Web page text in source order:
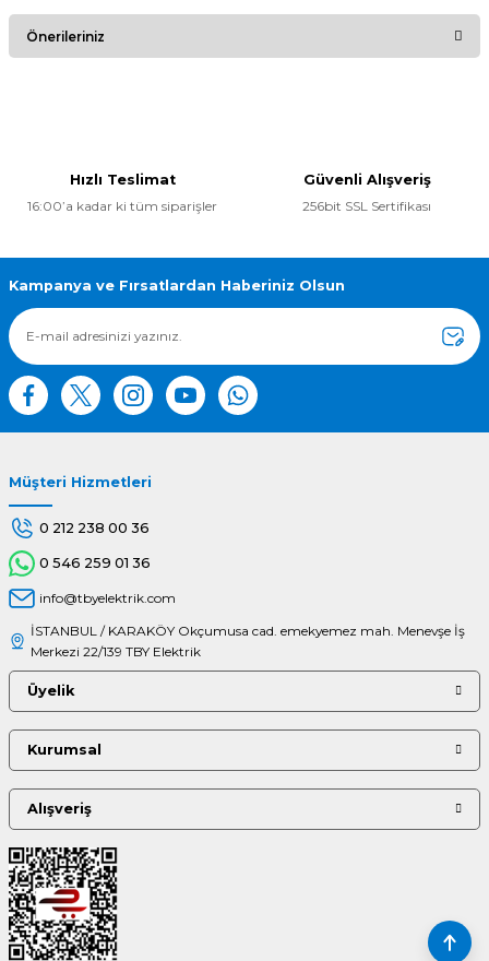
Bu ürüne ilk yorumu siz yapın!
Önerileriniz
Ürün bilgilerinde hatalar bulunuyor.
Ürün fiyatı diğer sitelerden daha pahalı.
Bu ürüne benzer farklı alternatifler olmalı.
Hızlı Teslimat
16:00’a kadar ki tüm siparişler
Güvenli Alışveriş
256bit SSL Sertifikası
Kampanya ve Fırsatlardan Haberiniz Olsun
Müşteri Hizmetleri
0 212 238 00 36
0 546 259 01 36
info@tbyelektrik.com
İSTANBUL / KARAKÖY Okçumusa cad. emekyemez mah. Menevşe İş
Merkezi 22/139 TBY Elektrik
Üyelik
Kurumsal
Alışveriş